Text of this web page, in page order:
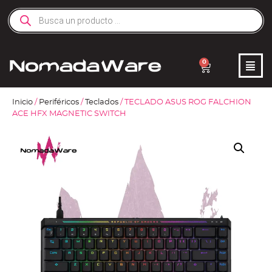
0
Inicio / Periféricos / Teclados / TECLADO ASUS ROG FALCHION
ACE HFX MAGNETIC SWITCH